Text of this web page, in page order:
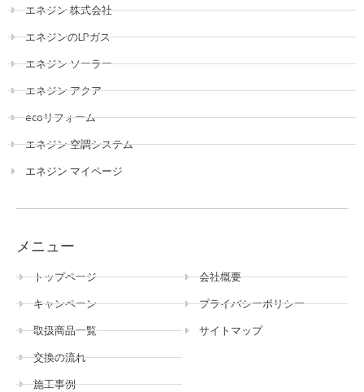
メニュー
トップページ
キャンペーン
取扱商品一覧
交換の流れ
施工事例
会社概要
プライバシーポリシー
サイトマップ
エネジン 株式会社
エネジンのLPガス
エネジン ソーラー
エネジン アクア
ecoリフォーム
エネジン 空調システム
エネジン マイページ